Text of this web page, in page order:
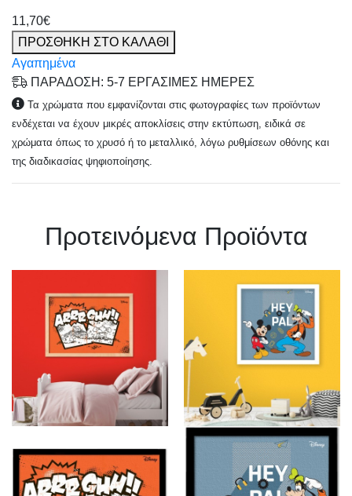
11,70€
ΠΡΟΣΘΗΚΗ ΣΤΟ ΚΑΛΑΘΙ
Αγαπημένα
ΠΑΡΑΔΟΣΗ: 5-7 ΕΡΓΑΣΙΜΕΣ ΗΜΕΡΕΣ
Τα χρώματα που εμφανίζονται στις φωτογραφίες των προϊόντων
ενδέχεται να έχουν μικρές αποκλίσεις στην εκτύπωση, ειδικά σε
χρώματα όπως το χρυσό ή το μεταλλικό, λόγω ρυθμίσεων οθόνης και
της διαδικασίας ψηφιοποίησης.
Πρoτεινόμενα Προϊόντα